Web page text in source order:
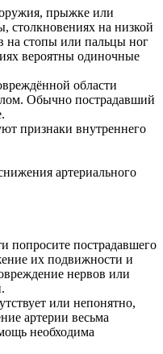
прыжке или
столкновениях на низкой
на стопы или пальцы ног
вероятны одиночные
области
Обычно пострадавший
признаки внутреннего
артериального
попросите пострадавшего
их подвижности и
нервов или
или непонятно,
артерии весьма
необходима